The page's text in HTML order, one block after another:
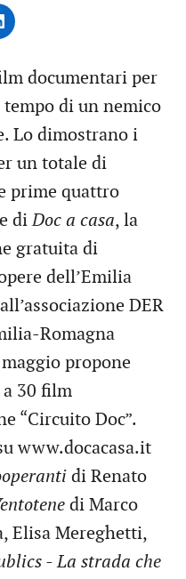
documentari per
di un nemico
Lo dimostrano i
un totale di
prime quattro
diDoc a casa, la
gratuita di
dell’Emilia
DER
Romagna
propone
30 film
“Circuito Doc”.
www.docacasa.it
di Renato
di Marco
Elisa Mereghetti,
- La strada che